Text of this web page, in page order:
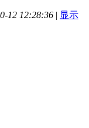
12 12:28:36 | 显示